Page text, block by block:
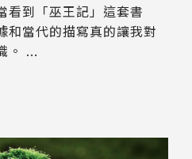
看到「巫王記」這套書
和當代的描寫真的讓我對
。 ...